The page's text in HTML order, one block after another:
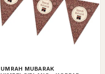
UMRAH MUBARAK